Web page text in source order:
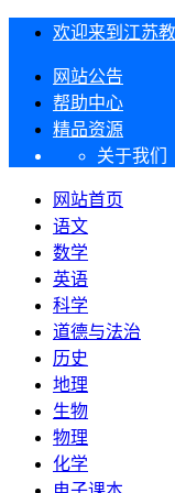
欢迎来到江苏
网站公告
帮助中心
精品资源
关于我们
网站首页
语文
数学
英语
科学
道德与法治
历史
地理
生物
物理
化学